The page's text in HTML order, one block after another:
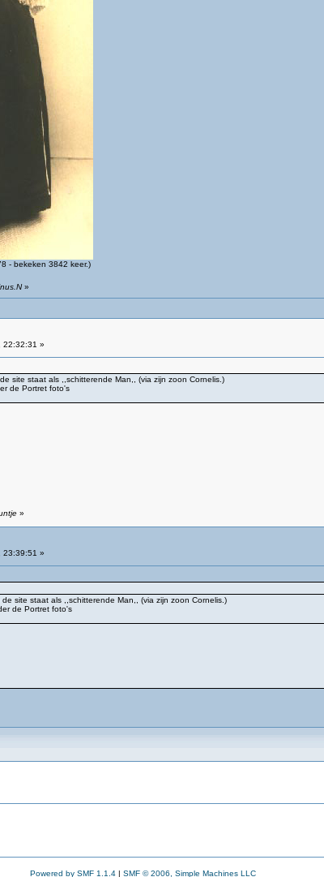
- bekeken 3842 keer.)
»
»
site staat als ,,schitterende Man,, (via zijn zoon Cornelis.)
de Portret foto's
»
»
site staat als ,,schitterende Man,, (via zijn zoon Cornelis.)
de Portret foto's
Powered by SMF 1.1.4 | SMF © 2006, Simple Machines LLC